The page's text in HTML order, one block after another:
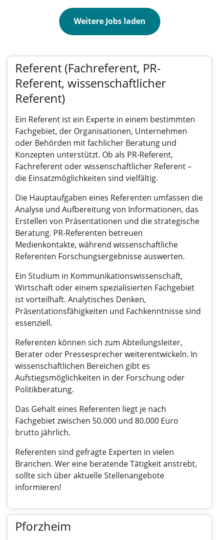
Weitere Jobs laden
Referent (Fachreferent, PR-
Referent, wissenschaftlicher
Referent)
Ein Referent ist ein Experte in einem bestimmten
Fachgebiet, der Organisationen, Unternehmen
oder Behörden mit fachlicher Beratung und
Konzepten unterstützt. Ob als PR-Referent,
Fachreferent oder wissenschaftlicher Referent –
die Einsatzmöglichkeiten sind vielfältig.
Die Hauptaufgaben eines Referenten umfassen die
Analyse und Aufbereitung von Informationen, das
Erstellen von Präsentationen und die strategische
Beratung. PR-Referenten betreuen
Medienkontakte, während wissenschaftliche
Referenten Forschungsergebnisse auswerten.
Ein Studium in Kommunikationswissenschaft,
Wirtschaft oder einem spezialisierten Fachgebiet
ist vorteilhaft. Analytisches Denken,
Präsentationsfähigkeiten und Fachkenntnisse sind
essenziell.
Referenten können sich zum Abteilungsleiter,
Berater oder Pressesprecher weiterentwickeln. In
wissenschaftlichen Bereichen gibt es
Aufstiegsmöglichkeiten in der Forschung oder
Politikberatung.
Das Gehalt eines Referenten liegt je nach
Fachgebiet zwischen 50.000 und 80.000 Euro
brutto jährlich.
Referenten sind gefragte Experten in vielen
Branchen. Wer eine beratende Tätigkeit anstrebt,
sollte sich über aktuelle Stellenangebote
informieren!
Pforzheim